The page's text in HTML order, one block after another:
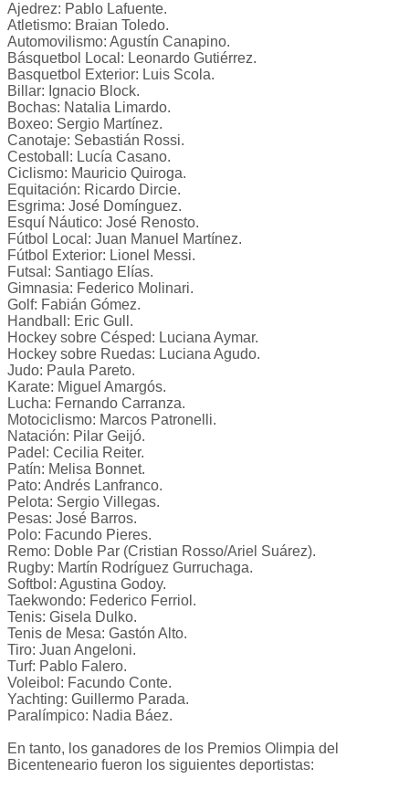
Ajedrez: Pablo Lafuente.
Atletismo: Braian Toledo.
Automovilismo: Agustín Canapino.
Básquetbol Local: Leonardo Gutiérrez.
Basquetbol Exterior: Luis Scola.
Billar: Ignacio Block.
Bochas: Natalia Limardo.
Boxeo: Sergio Martínez.
Canotaje: Sebastián Rossi.
Cestoball: Lucía Casano.
Ciclismo: Mauricio Quiroga.
Equitación: Ricardo Dircie.
Esgrima: José Domínguez.
Esquí Náutico: José Renosto.
Fútbol Local: Juan Manuel Martínez.
Fútbol Exterior: Lionel Messi.
Futsal: Santiago Elías.
Gimnasia: Federico Molinari.
Golf: Fabián Gómez.
Handball: Eric Gull.
Hockey sobre Césped: Luciana Aymar.
Hockey sobre Ruedas: Luciana Agudo.
Judo: Paula Pareto.
Karate: Miguel Amargós.
Lucha: Fernando Carranza.
Motociclismo: Marcos Patronelli.
Natación: Pilar Geijó.
Padel: Cecilia Reiter.
Patín: Melisa Bonnet.
Pato: Andrés Lanfranco.
Pelota: Sergio Villegas.
Pesas: José Barros.
Polo: Facundo Pieres.
Remo: Doble Par (Cristian Rosso/Ariel Suárez).
Rugby: Martín Rodríguez Gurruchaga.
Softbol: Agustina Godoy.
Taekwondo: Federico Ferriol.
Tenis: Gisela Dulko.
Tenis de Mesa: Gastón Alto.
Tiro: Juan Angeloni.
Turf: Pablo Falero.
Voleibol: Facundo Conte.
Yachting: Guillermo Parada.
Paralímpico: Nadia Báez.
En tanto, los ganadores de los Premios Olimpia del
Bicenteneario fueron los siguientes deportistas: